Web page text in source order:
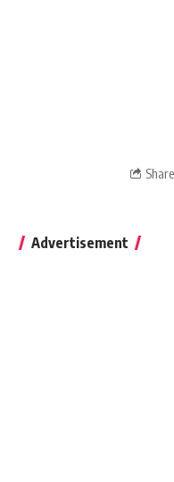
Share
Advertisement